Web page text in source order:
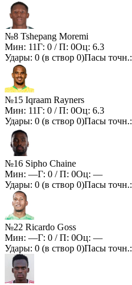
№8 Tshepang Moremi
Мин: 11Г: 0 / П: 0Оц: 6.3
Удары: 0 (в створ 0)Пасы точн.:
№15 Iqraam Rayners
Мин: 11Г: 0 / П: 0Оц: 6.3
Удары: 0 (в створ 0)Пасы точн.:
№16 Sipho Chaine
Мин: —Г: 0 / П: 0Оц: —
Удары: 0 (в створ 0)Пасы точн.:
№22 Ricardo Goss
Мин: —Г: 0 / П: 0Оц: —
Удары: 0 (в створ 0)Пасы точн.: